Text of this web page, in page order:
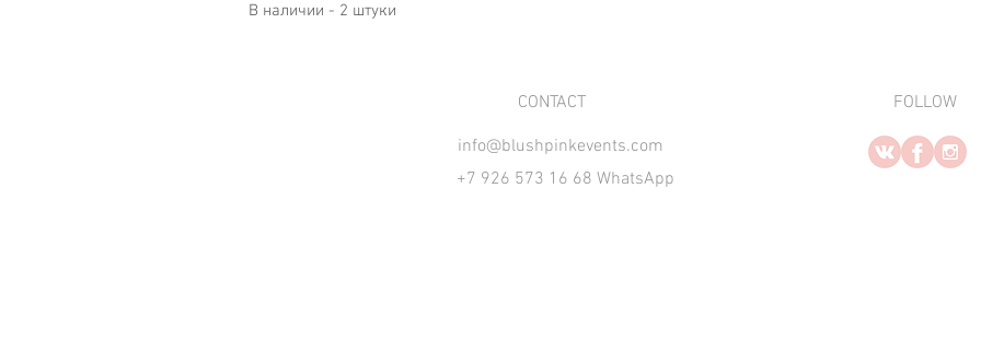
В наличии - 2 штуки
​CONTACT
info@blushpinkevents.com
+7 926 573 16 68 WhatsApp
FOLLOW